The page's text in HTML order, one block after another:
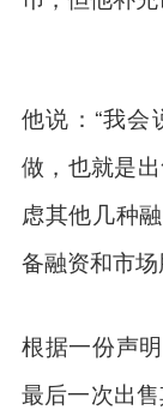
他说：“我
做，也就是
虑其他几种
备融资和市场
根据一份声
最后一次出